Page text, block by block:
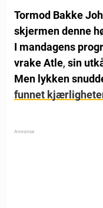
Tormod Bakke
skjermen denne
I mandagens
vrake Atle, sin
Men lykken
funnet